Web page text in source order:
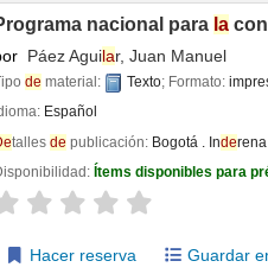
nacional para la
Páez Aguilar, Juan Manuel
de material: Texto; Formato:
Español
tallesde publicación: Bogotá . Inderena
Ítems disponibles para
Hacer reserva Guardar